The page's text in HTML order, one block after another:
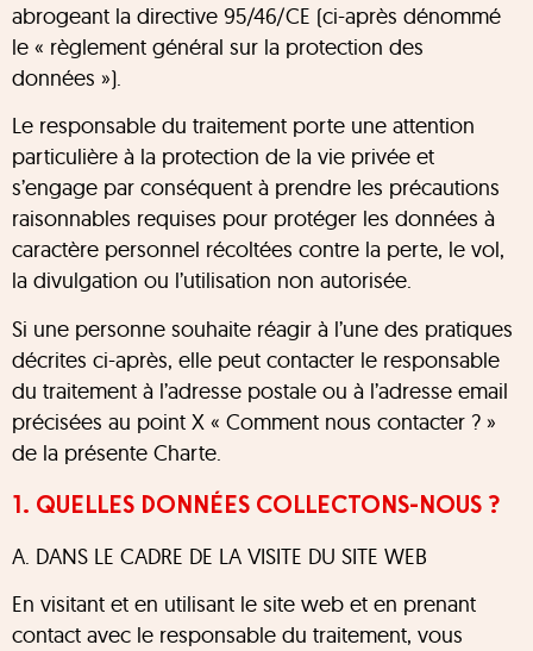
abrogeant la directive 95/46/CE (ci-après dénommé
le « règlement général sur la protection des
données »).
Le responsable du traitement porte une attention
particulière à la protection de la vie privée et
s’engage par conséquent à prendre les précautions
raisonnables requises pour protéger les données à
caractère personnel récoltées contre la perte, le vol,
la divulgation ou l’utilisation non autorisée.
Si une personne souhaite réagir à l’une des pratiques
décrites ci-après, elle peut contacter le responsable
du traitement à l’adresse postale ou à l’adresse email
précisées au point X « Comment nous contacter ? »
de la présente Charte.
1. QUELLES DONNÉES COLLECTONS-NOUS ?
A. DANS LE CADRE DE LA VISITE DU SITE WEB
En visitant et en utilisant le site web et en prenant
contact avec le responsable du traitement, vous